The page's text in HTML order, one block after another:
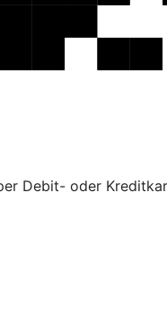
Debit- oder